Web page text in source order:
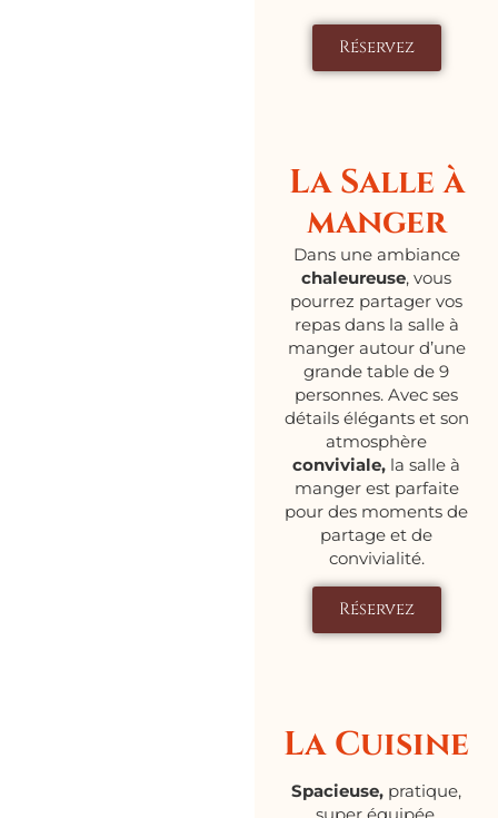
Réservez
La Salle à
manger
Dans une ambiance
chaleureuse, vous
pourrez partager vos
repas dans la salle à
manger autour d’une
grande table de 9
personnes. Avec ses
détails élégants et son
atmosphère
conviviale, la salle à
manger est parfaite
pour des moments de
partage et de
convivialité.
Réservez
La Cuisine
Spacieuse, pratique,